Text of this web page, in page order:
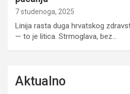
7 studenoga, 2025
Linija rasta duga hrvatskog
— to je litica. Strmoglava, bez…
Aktualno